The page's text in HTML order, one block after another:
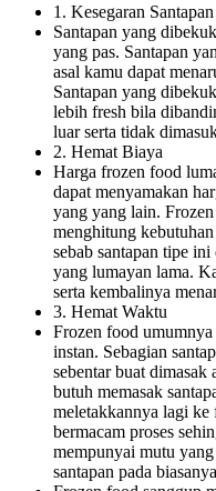
1. Kesegaran
Santapan yang
yang pas. Santapan
asal kamu dapat
Santapan yang
lebih fresh bila
luar serta tidak
2. Hemat Biaya
Harga frozen food
dapat menyamakan
yang yang lain.
menghitung
sebab santapan tipe
yang lumayan lama.
serta kembalinya
3. Hemat Waktu
Frozen food
instan. Sebagian
sebentar buat dimasak
butuh memasak
meletakkannya lagi ke
bermacam proses
mempunyai mutu
santapan pada